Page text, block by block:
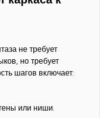
не требует
но требует
шагов включает:
или ниши.